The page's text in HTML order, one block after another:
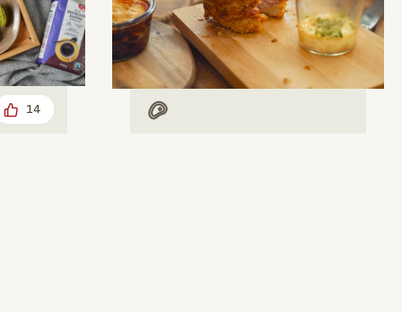
14 Mit Fleisch